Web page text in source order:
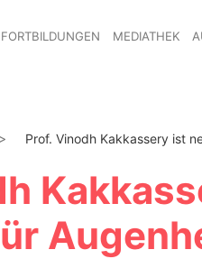
FORTBILDUNGEN MEDIATHEK
Prof. Vinodh Kakkassery ist